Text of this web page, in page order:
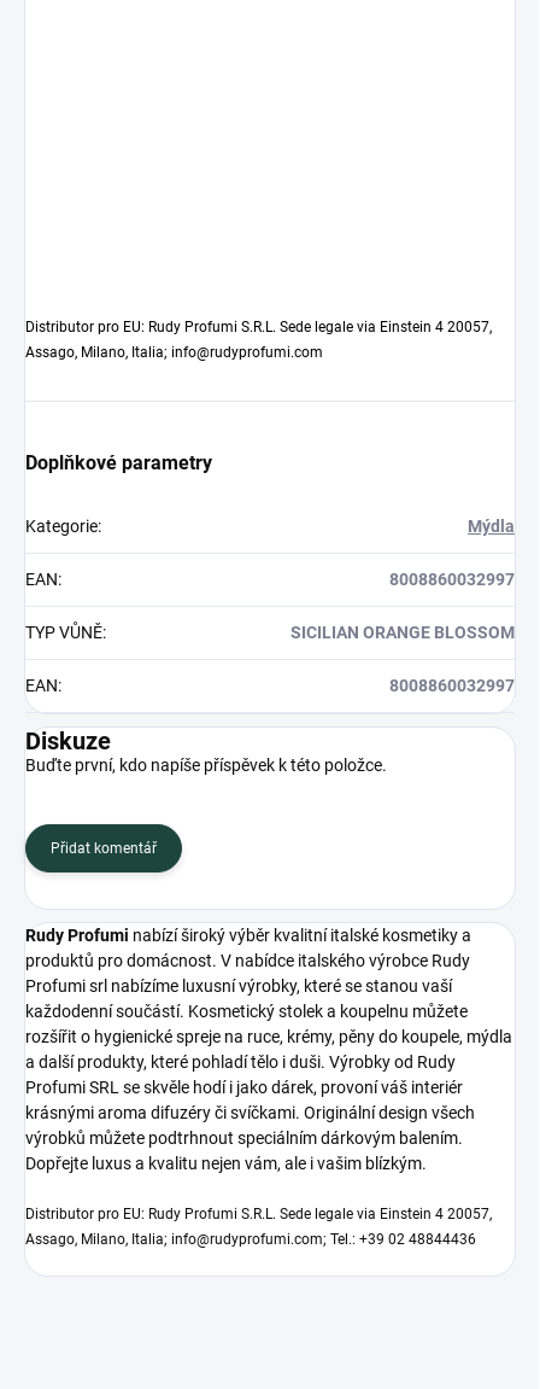
Distributor pro EU: Rudy Profumi S.R.L. Sede legale via Einstein 4 20057,
Assago, Milano, Italia; info@rudyprofumi.com
Doplňkové parametry
Kategorie: Mýdla
EAN: 8008860032997
TYP VŮNĚ: SICILIAN ORANGE BLOSSOM
EAN: 8008860032997
Diskuze
Buďte první, kdo napíše příspěvek k této položce.
Přidat komentář
Rudy Profumi nabízí široký výběr kvalitní italské kosmetiky a
produktů pro domácnost. V nabídce italského výrobce Rudy
Profumi srl nabízíme luxusní výrobky, které se stanou vaší
každodenní součástí. Kosmetický stolek a koupelnu můžete
rozšířit o hygienické spreje na ruce, krémy, pěny do koupele, mýdla
a další produkty, které pohladí tělo i duši. Výrobky od Rudy
Profumi SRL se skvěle hodí i jako dárek, provoní váš interiér
krásnými aroma difuzéry či svíčkami. Originální design všech
výrobků můžete podtrhnout speciálním dárkovým balením.
Dopřejte luxus a kvalitu nejen vám, ale i vašim blízkým.
Distributor pro EU: Rudy Profumi S.R.L. Sede legale via Einstein 4 20057,
Assago, Milano, Italia; info@rudyprofumi.com; Tel.: +39 02 48844436